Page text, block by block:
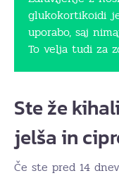
glukokortikoidi
uporabo, saj
To velja tudi za
Ste že
jelša in
Če ste pred 14